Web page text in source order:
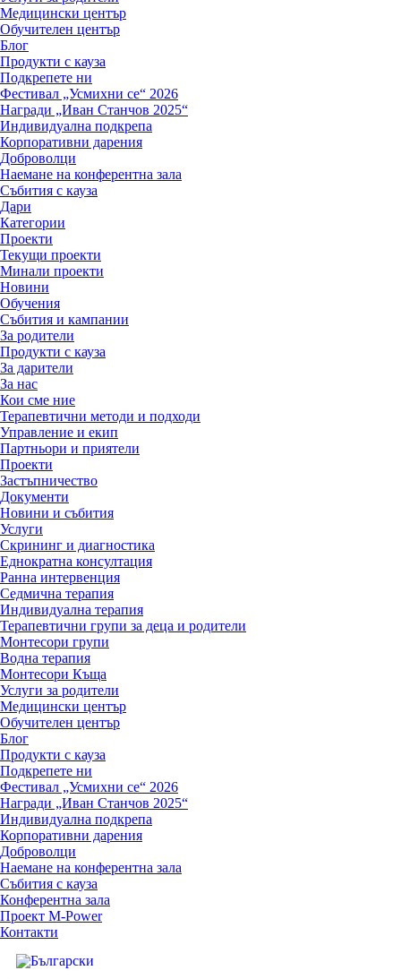
Медицински център
Обучителен център
Блог
Продукти с кауза
Подкрепете ни
Фестивал „Усмихни се“ 2026
Награди „Иван Станчов 2025“
Индивидуална подкрепа
Корпоративни дарения
Доброволци
Наемане на конферентна зала
Събития с кауза
Дари
Категории
Проекти
Текущи проекти
Минали проекти
Новини
Обучения
Събития и кампании
За родители
Продукти с кауза
За дарители
За нас
Кои сме ние
Терапевтични методи и подходи
Управление и екип
Партньори и приятели
Проекти
Застъпничество
Документи
Новини и събития
Услуги
Скрининг и диагностика
Еднократна консултация
Ранна интервенция
Седмична терапия
Индивидуална терапия
Терапевтични групи за деца и родители
Монтесори групи
Водна терапия
Монтесори Къща
Услуги за родители
Медицински център
Обучителен център
Блог
Продукти с кауза
Подкрепете ни
Фестивал „Усмихни се“ 2026
Награди „Иван Станчов 2025“
Индивидуална подкрепа
Корпоративни дарения
Доброволци
Наемане на конферентна зала
Събития с кауза
Конферентна зала
Проект M-Power
Контакти